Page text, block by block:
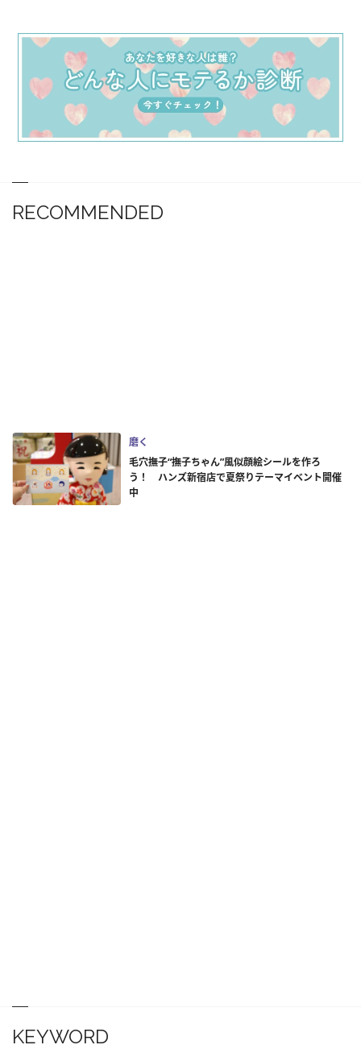
RECOMMENDED
磨く
毛穴撫子“撫子ちゃん”風似顔絵シールを作ろ
う！ ハンズ新宿店で夏祭りテーマイベント開催
中
KEYWORD